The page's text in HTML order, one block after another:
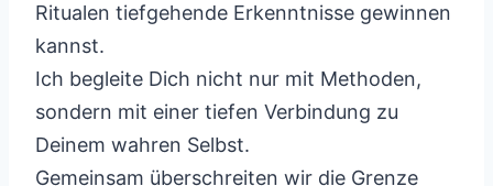
Ritualen tiefgehende Erkenntnisse gewinnen
kannst.
Ich begleite Dich nicht nur mit Methoden,
sondern mit einer tiefen Verbindung zu
Deinem wahren Selbst.
Gemeinsam überschreiten wir die Grenze